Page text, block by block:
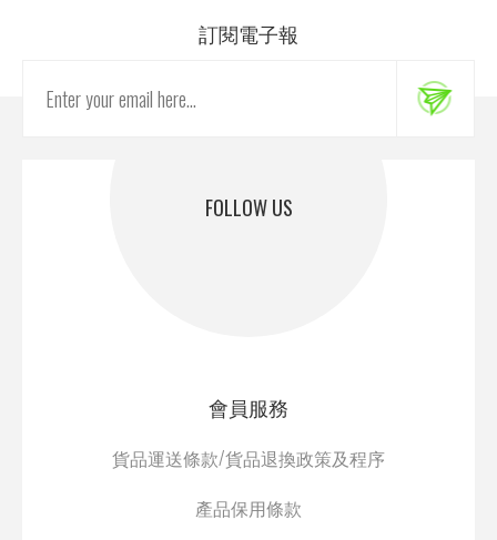
訂閱電子報
FOLLOW US
會員服務
貨品運送條款/貨品退換政策及程序
產品保用條款